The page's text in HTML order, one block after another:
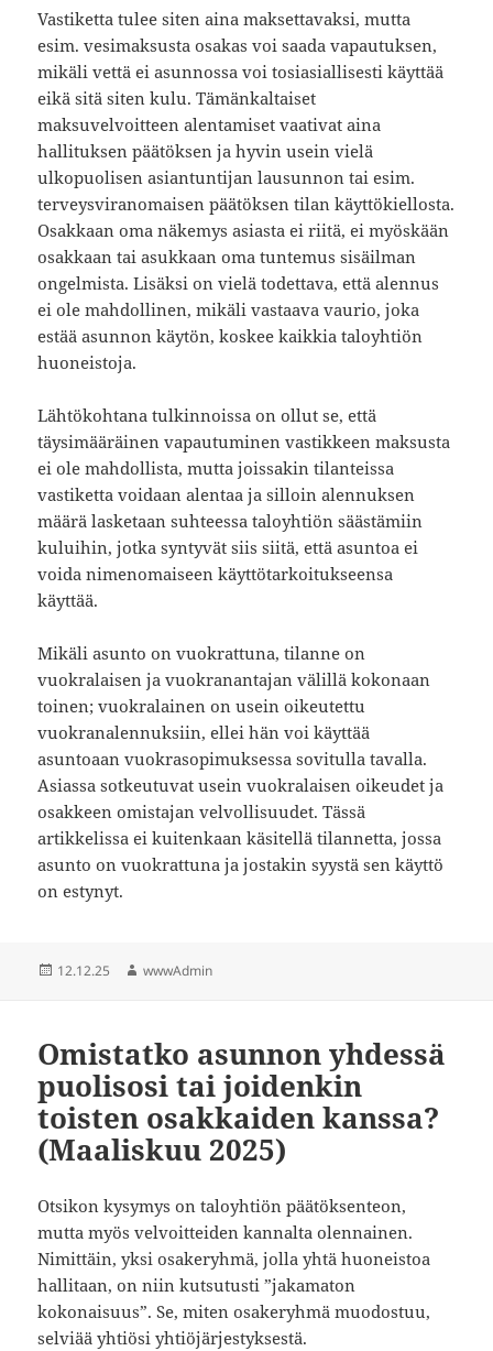
Vastiketta tulee siten aina maksettavaksi, mutta
esim. vesimaksusta osakas voi saada vapautuksen,
mikäli vettä ei asunnossa voi tosiasiallisesti käyttää
eikä sitä siten kulu. Tämänkaltaiset
maksuvelvoitteen alentamiset vaativat aina
hallituksen päätöksen ja hyvin usein vielä
ulkopuolisen asiantuntijan lausunnon tai esim.
terveysviranomaisen päätöksen tilan käyttökiellosta.
Osakkaan oma näkemys asiasta ei riitä, ei myöskään
osakkaan tai asukkaan oma tuntemus sisäilman
ongelmista. Lisäksi on vielä todettava, että alennus
ei ole mahdollinen, mikäli vastaava vaurio, joka
estää asunnon käytön, koskee kaikkia taloyhtiön
huoneistoja.
Lähtökohtana tulkinnoissa on ollut se, että
täysimääräinen vapautuminen vastikkeen maksusta
ei ole mahdollista, mutta joissakin tilanteissa
vastiketta voidaan alentaa ja silloin alennuksen
määrä lasketaan suhteessa taloyhtiön säästämiin
kuluihin, jotka syntyvät siis siitä, että asuntoa ei
voida nimenomaiseen käyttötarkoitukseensa
käyttää.
Mikäli asunto on vuokrattuna, tilanne on
vuokralaisen ja vuokranantajan välillä kokonaan
toinen; vuokralainen on usein oikeutettu
vuokranalennuksiin, ellei hän voi käyttää
asuntoaan vuokrasopimuksessa sovitulla tavalla.
Asiassa sotkeutuvat usein vuokralaisen oikeudet ja
osakkeen omistajan velvollisuudet. Tässä
artikkelissa ei kuitenkaan käsitellä tilannetta, jossa
asunto on vuokrattuna ja jostakin syystä sen käyttö
on estynyt.
Julkaistu
12.12.25 Kirjoittaja
wwwAdmin
Omistatko asunnon yhdessä
puolisosi tai joidenkin
toisten osakkaiden kanssa?
(Maaliskuu 2025)
Otsikon kysymys on taloyhtiön päätöksenteon,
mutta myös velvoitteiden kannalta olennainen.
Nimittäin, yksi osakeryhmä, jolla yhtä huoneistoa
hallitaan, on niin kutsutusti ”jakamaton
kokonaisuus”. Se, miten osakeryhmä muodostuu,
selviää yhtiösi yhtiöjärjestyksestä.